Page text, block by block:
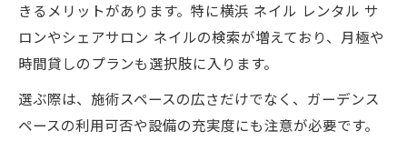
きるメリットがあります。特に横浜 ネイル レンタル サ
ロンやシェアサロン ネイルの検索が増えており、月極や
時間貸しのプランも選択肢に入ります。
選ぶ際は、施術スペースの広さだけでなく、ガーデンス
ペースの利用可否や設備の充実度にも注意が必要です。